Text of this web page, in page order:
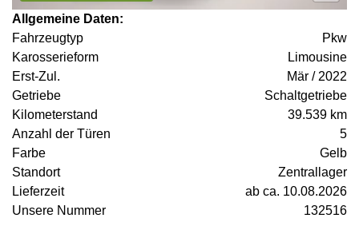
Allgemeine Daten:
Fahrzeugtyp
Pkw
Karosserieform
Limousine
Erst-Zul.
Mär / 2022
Getriebe
Schaltgetriebe
Kilometerstand
39.539 km
Anzahl der Türen
5
Farbe
Gelb
Standort
Zentrallager
Lieferzeit
ab ca. 10.08.2026
Unsere Nummer
132516